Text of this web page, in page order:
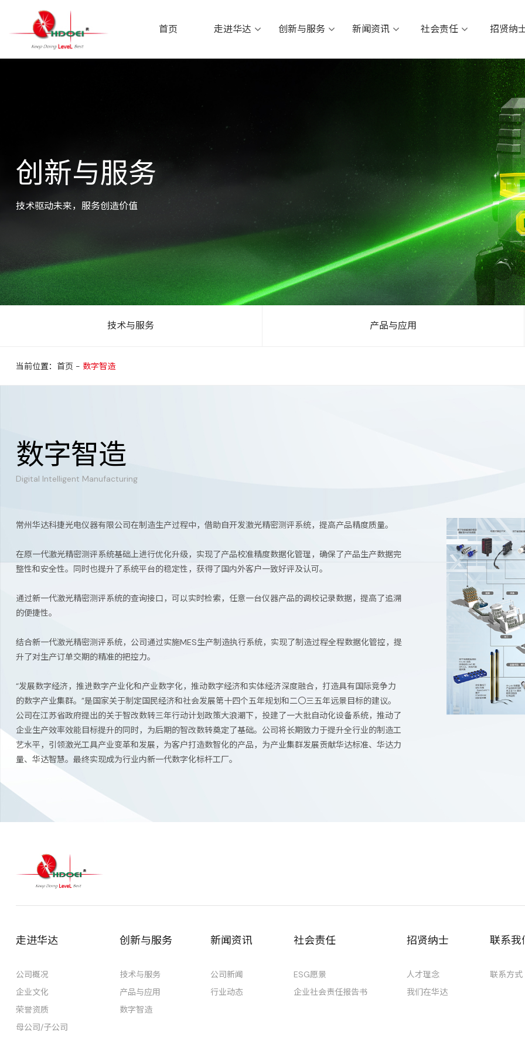
首页
走进华达 创新与服务 新闻资讯 社会责任 招贤纳
创新与服务
技术驱动未来，服务创造价值
技术与服务 产品与应用
当前位置：首页 - 数字智造
数字智造
Digital Intelligent Manufacturing
常州华达科捷光电仪器有限公司在制造生产过程中，借助自开发激光精密测评系统，提高产品精度质量。
在原一代激光精密测评系统基础上进行优化升级，实现了产品校准精度数据化管理，确保了产品生产数据完
整性和安全性。同时也提升了系统平台的稳定性，获得了国内外客户一致好评及认可。
通过新一代激光精密测评系统的查询接口，可以实时检索，任意一台仪器产品的调校记录数据，提高了追溯
的便捷性。
结合新一代激光精密测评系统，公司通过实施MES生产制造执行系统，实现了制造过程全程数据化管控，提
升了对生产订单交期的精准的把控力。
“发展数字经济，推进数字产业化和产业数字化，推动数字经济和实体经济深度融合，打造具有国际竞争力
的数字产业集群。”是国家关于制定国民经济和社会发展第十四个五年规划和二〇三五年远景目标的建议。
公司在江苏省政府提出的关于智改数转三年行动计划政策大浪潮下，投建了一大批自动化设备系统，推动了
企业生产效率效能目标提升的同时，为后期的智改数转奠定了基础。公司将长期致力于提升全行业的制造工
艺水平，引领激光工具产业变革和发展，为客户打造数智化的产品，为产业集群发展贡献华达标准、华达力
量、华达智慧。最终实现成为行业内新一代数字化标杆工厂。
走进华达
公司概况
企业文化
荣誉资质
母公司/子公司
创新与服务
技术与服务
产品与应用
数字智造
新闻资讯
公司新闻
行业动态
社会责任
ESG愿景
企业社会责任报告书
招贤纳士
人才理念
我们在华达
联系我
联系方式